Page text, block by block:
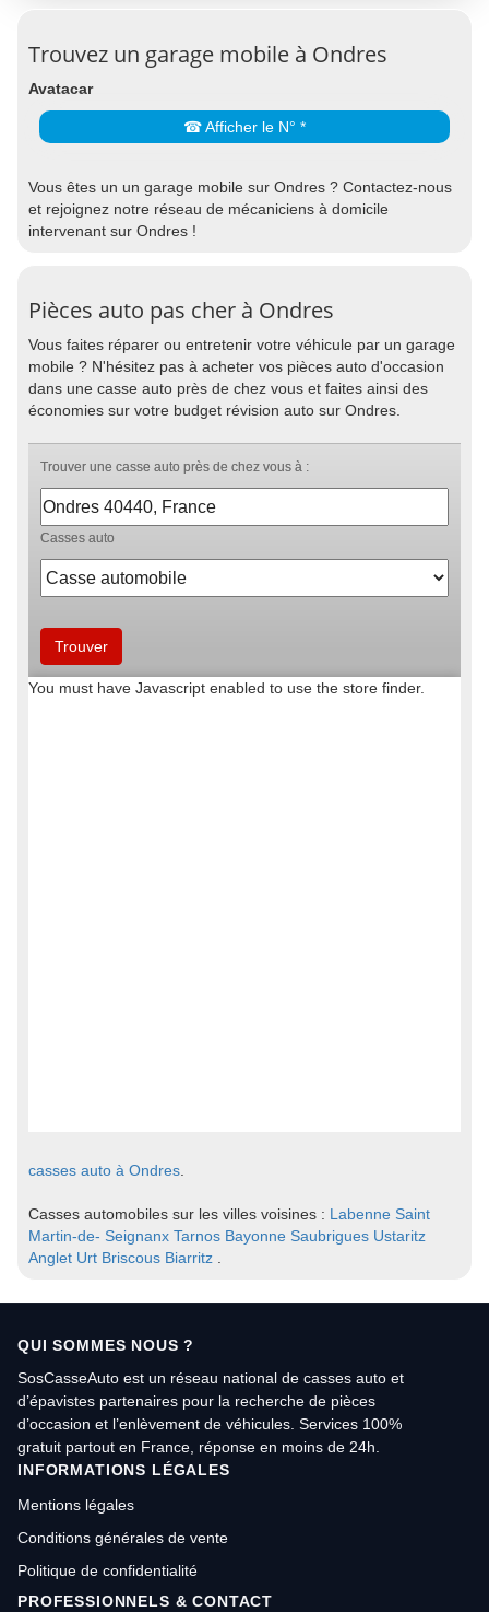
Trouvez un garage mobile à Ondres
Avatacar
☎ Afficher le N° *
Vous êtes un un garage mobile sur Ondres ? Contactez-nous
et rejoignez notre réseau de mécaniciens à domicile
intervenant sur Ondres !
Pièces auto pas cher à Ondres
Vous faites réparer ou entretenir votre véhicule par un garage
mobile ? N'hésitez pas à acheter vos pièces auto d'occasion
dans une casse auto près de chez vous et faites ainsi des
économies sur votre budget révision auto sur Ondres.
casses auto à Ondres
Casses automobiles sur les villes voisines : Labenne Saint
Martin-de- Seignanx Tarnos Bayonne Saubrigues Ustaritz
Anglet Urt Briscous Biarritz
QUI SOMMES NOUS ?
SosCasseAuto est un réseau national de casses auto et
d’épavistes partenaires pour la recherche de pièces
d’occasion et l’enlèvement de véhicules. Services 100%
gratuit partout en France, réponse en moins de 24h.
INFORMATIONS LÉGALES
Mentions légales
Conditions générales de vente
Politique de confidentialité
PROFESSIONNELS & CONTACT